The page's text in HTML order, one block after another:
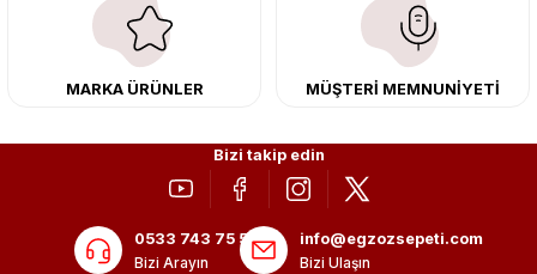
adres: Egzoz Sepeti.
MARKA ÜRÜNLER MÜŞTERİ MEMNUNİYETİ
Bizi takip edin
0533 743 75 56
Bizi Arayın
info@egzozsepeti.com
Bizi Ulaşın